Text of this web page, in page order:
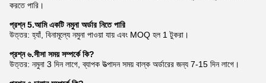
করতে পারি।
প্রশ্ন 5.আমি একটি নমুনা অর্ডার নিতে পারি
উত্তর: হ্যাঁ, বিনামূল্যে নমুনা পাওয়া যায় এবং MOQ হল 1 টুকরা।
প্রশ্ন ৬.সীসা সময় সম্পর্কে কি?
উত্তর: নমুনা 3 দিন লাগে, ব্যাপক উত্পাদন সময় বাল্ক অর্ডারের জন্য 7-15 দিন লাগে।